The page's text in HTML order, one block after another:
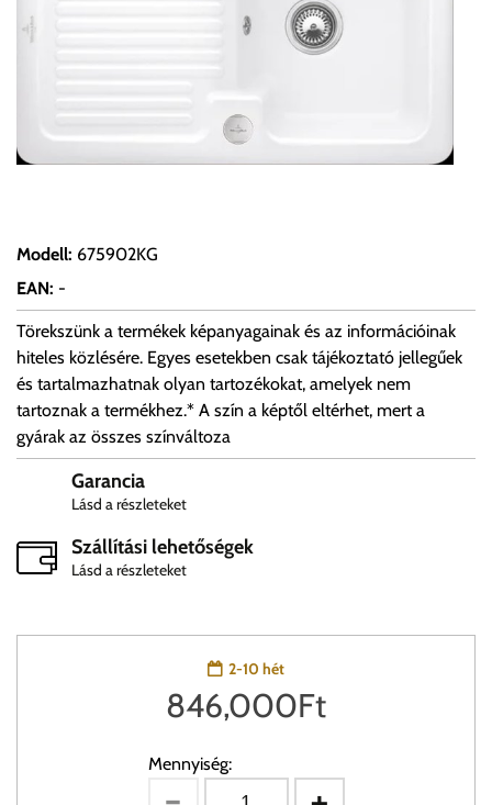
Modell: 675902KG
EAN: -
Törekszünk a termékek képanyagainak és az információinak
hiteles közlésére. Egyes esetekben csak tájékoztató jellegűek
és tartalmazhatnak olyan tartozékokat, amelyek nem
tartoznak a termékhez.* A szín a képtől eltérhet, mert a
gyárak az összes színváltoza
Garancia
Lásd a részleteket
Szállítási lehetőségek
Lásd a részleteket
2-10 hét
846,000Ft
Mennyiség: